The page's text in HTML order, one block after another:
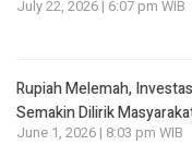
July 22, 2026 | 6:07 pm WIB
Rupiah Melemah,
Semakin Dilirik
June 1, 2026 | 8:03 pm WIB